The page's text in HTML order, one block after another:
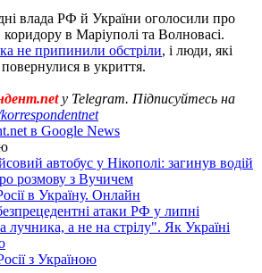
влада РФ й України оголосили про
в Маріуполі та Волновасі.
не припинили обстріли, і люди, які
в укриття.
у Telegram. Підписуйтесь на
в Google News
автобус у Нікополі: загинув водій
розмову з Вучичем
в Україну. Онлайн
атаки РФ у липні
а не на стрілу". Як Україні
з Україною